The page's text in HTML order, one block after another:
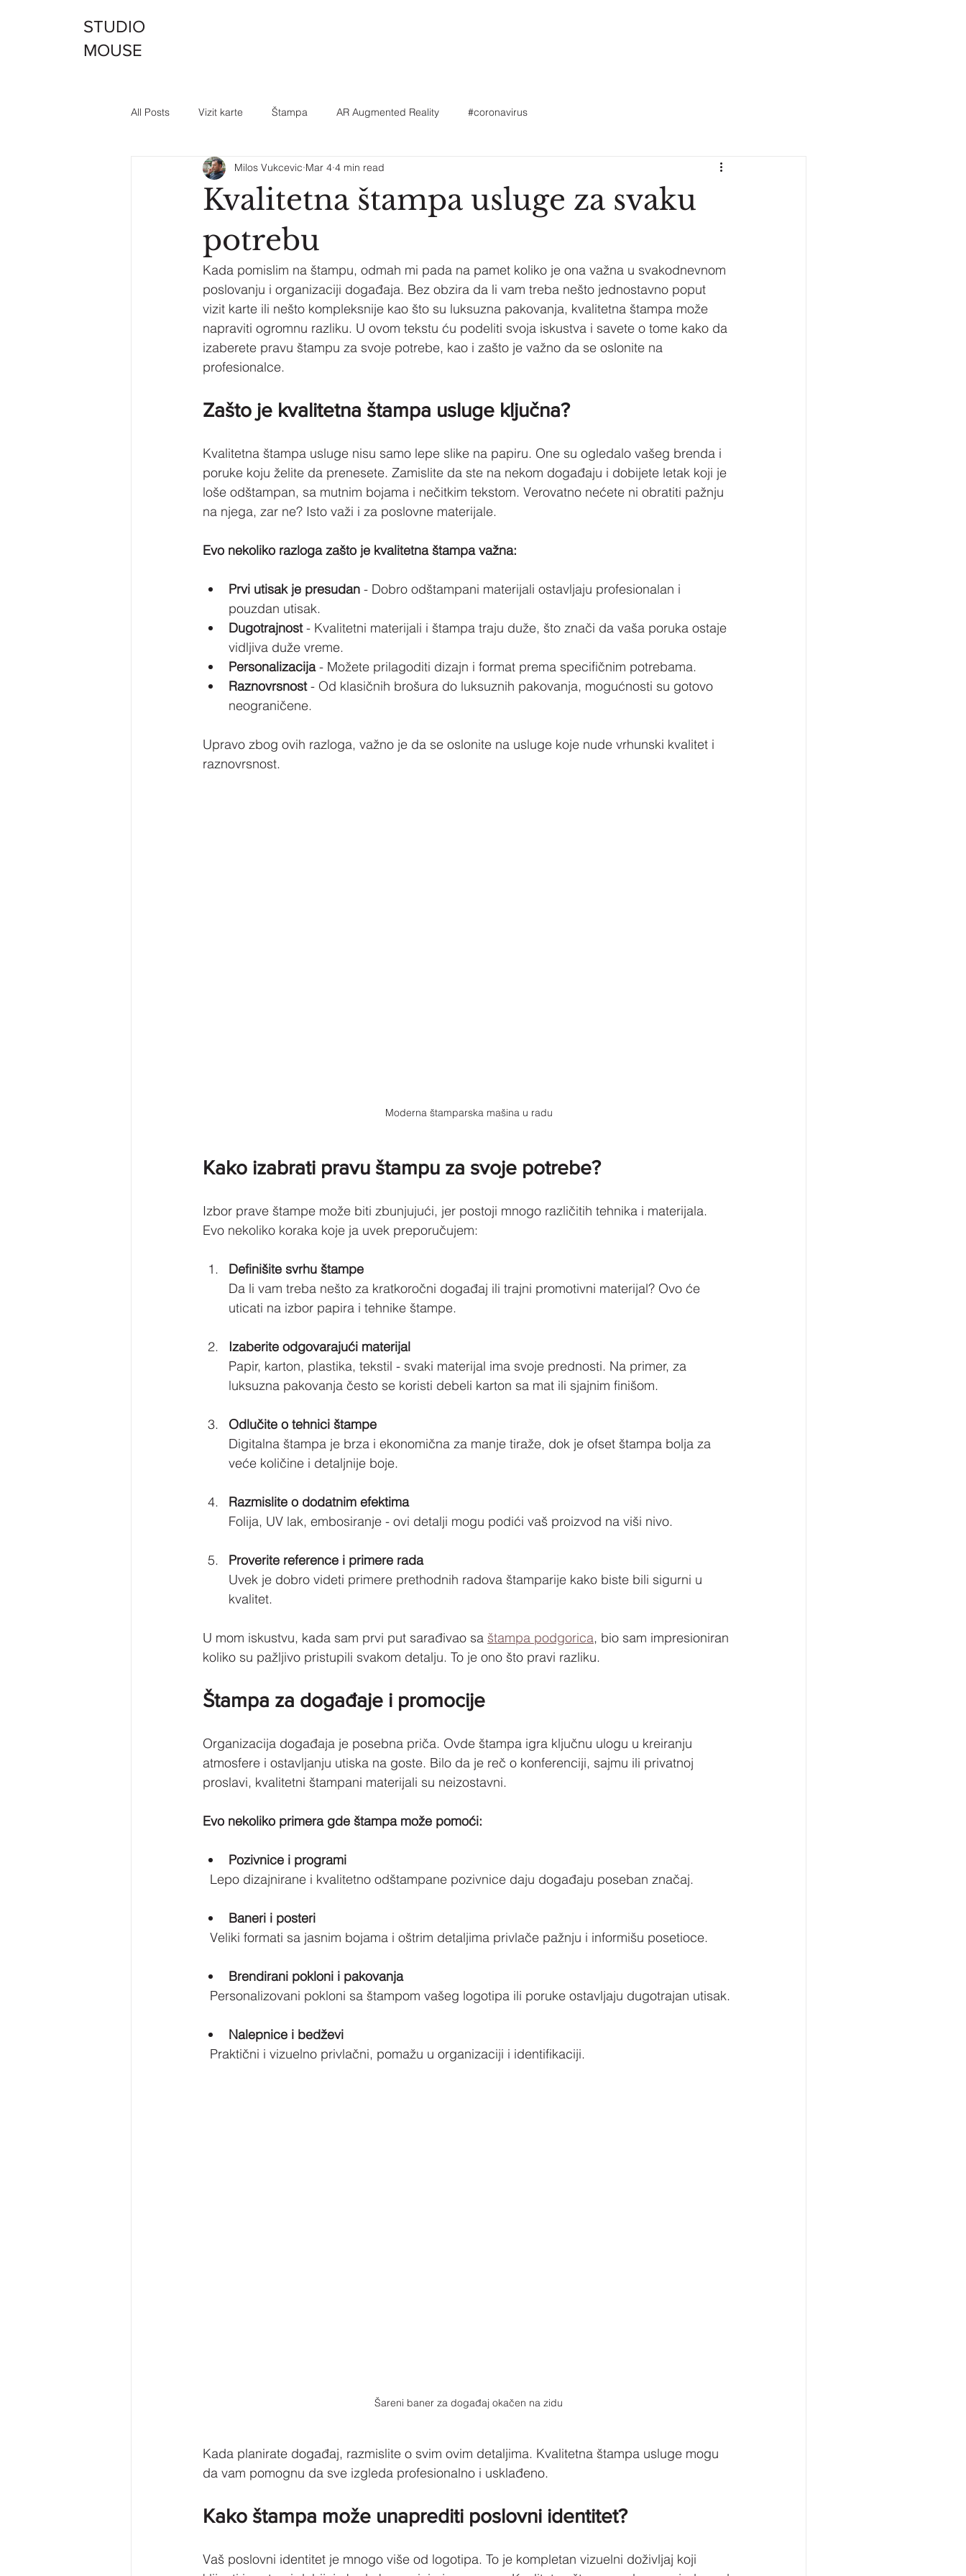
STUDIO
MOUSE
All Posts Vizit karte Štampa AR Augmented Reality #coronavirus
Kvalitetna štampa usluge za svaku
potrebu
Milos Vukcevic Mar 4 4 min read
Kada pomislim na štampu, odmah mi pada na pamet koliko je ona važna u svakodnevnom
poslovanju i organizaciji događaja. Bez obzira da li vam treba nešto jednostavno poput
vizit karte ili nešto kompleksnije kao što su luksuzna pakovanja, kvalitetna štampa može
napraviti ogromnu razliku. U ovom tekstu ću podeliti svoja iskustva i savete o tome kako da
izaberete pravu štampu za svoje potrebe, kao i zašto je važno da se oslonite na
profesionalce.
Zašto je kvalitetna štampa usluge ključna?
Kvalitetna štampa usluge nisu samo lepe slike na papiru. One su ogledalo vašeg brenda i
poruke koju želite da prenesete. Zamislite da ste na nekom događaju i dobijete letak koji je
loše odštampan, sa mutnim bojama i nečitkim tekstom. Verovatno nećete ni obratiti pažnju
na njega, zar ne? Isto važi i za poslovne materijale.
Evo nekoliko razloga zašto je kvalitetna štampa važna:
Prvi utisak je presudan - Dobro odštampani materijali ostavljaju profesionalan i
pouzdan utisak.
Dugotrajnost - Kvalitetni materijali i štampa traju duže, što znači da vaša poruka ostaje
vidljiva duže vreme.
Personalizacija - Možete prilagoditi dizajn i format prema specifičnim potrebama.
Raznovrsnost - Od klasičnih brošura do luksuznih pakovanja, mogućnosti su gotovo
neograničene.
Upravo zbog ovih razloga, važno je da se oslonite na usluge koje nude vrhunski kvalitet i
raznovrsnost.
Moderna štamparska mašina u radu
Kako izabrati pravu štampu za svoje potrebe?
Izbor prave štampe može biti zbunjujući, jer postoji mnogo različitih tehnika i materijala.
Evo nekoliko koraka koje ja uvek preporučujem:
Definišite svrhu štampe
Da li vam treba nešto za kratkoročni događaj ili trajni promotivni materijal? Ovo će
uticati na izbor papira i tehnike štampe.
Izaberite odgovarajući materijal
Papir, karton, plastika, tekstil - svaki materijal ima svoje prednosti. Na primer, za
luksuzna pakovanja često se koristi debeli karton sa mat ili sjajnim finišom.
Odlučite o tehnici štampe
Digitalna štampa je brza i ekonomična za manje tiraže, dok je ofset štampa bolja za
veće količine i detaljnije boje.
Razmislite o dodatnim efektima
Folija, UV lak, embosiranje - ovi detalji mogu podići vaš proizvod na viši nivo.
Proverite reference i primere rada
Uvek je dobro videti primere prethodnih radova štamparije kako biste bili sigurni u
kvalitet.
U mom iskustvu, kada sam prvi put sarađivao sa štampa podgorica, bio sam impresioniran
koliko su pažljivo pristupili svakom detalju. To je ono što pravi razliku.
Štampa za događaje i promocije
Organizacija događaja je posebna priča. Ovde štampa igra ključnu ulogu u kreiranju
atmosfere i ostavljanju utiska na goste. Bilo da je reč o konferenciji, sajmu ili privatnoj
proslavi, kvalitetni štampani materijali su neizostavni.
Evo nekoliko primera gde štampa može pomoći:
Pozivnice i programi
  Lepo dizajnirane i kvalitetno odštampane pozivnice daju događaju poseban značaj.
Baneri i posteri
  Veliki formati sa jasnim bojama i oštrim detaljima privlače pažnju i informišu posetioce.
Brendirani pokloni i pakovanja
  Personalizovani pokloni sa štampom vašeg logotipa ili poruke ostavljaju dugotrajan utisak.
Nalepnice i bedževi
  Praktični i vizuelno privlačni, pomažu u organizaciji i identifikaciji.
Šareni baner za događaj okačen na zidu
Kada planirate događaj, razmislite o svim ovim detaljima. Kvalitetna štampa usluge mogu
da vam pomognu da sve izgleda profesionalno i usklađeno.
Kako štampa može unaprediti poslovni identitet?
Vaš poslovni identitet je mnogo više od logotipa. To je kompletan vizuelni doživljaj koji